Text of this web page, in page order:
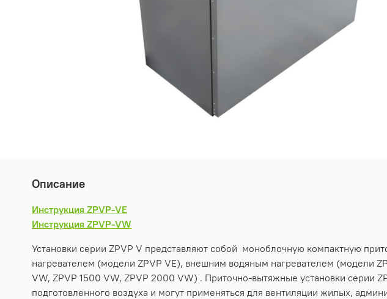
Описание
Инструкция ZPVP-VE
Инструкция ZPVP-VW
Установки серии ZPVP V представляют собой моноблочную компактную
нагревателем (модели ZPVP VE), внешним водяным нагревателем (модели
VW, ZPVP 1500 VW, ZPVP 2000 VW) . Приточно-вытяжные установки серии
подготовленного воздуха и могут применяться для вентиляции жилых,